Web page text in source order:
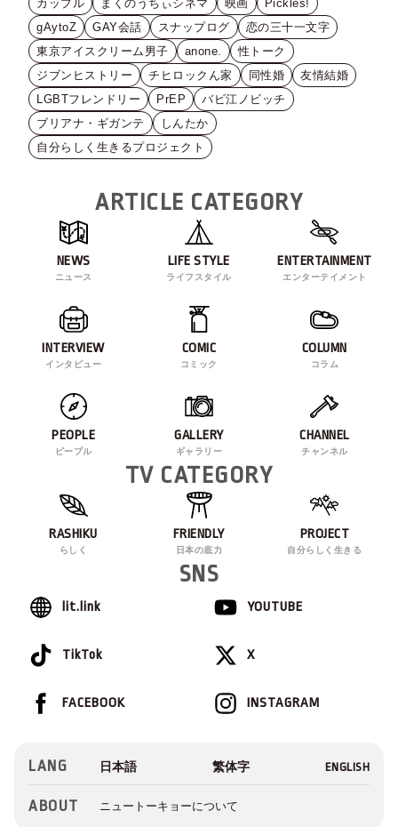
カップル まくのうちぃシネマ 映画
Pickles!
gAytoZ
GAY会話 スナップログ
恋の三十一文字
東京アイスクリーム男子
anone.
性トーク
ジブンヒストリー
チヒロックん家 同性婚
友情結婚
LGBTフレンドリー
PrEP
バビ江ノビッチ
ブリアナ・ギガンテ
しんたか
自分らしく生きるプロジェクト
ARTICLE CATEGORY
NEWS
ニュース
LIFE STYLE
ライフスタイル
ENTERTAINMENT
エンターテイメント
INTERVIEW
インタビュー
COMIC
コミック
COLUMN
コラム
PEOPLE
ピープル
GALLERY
ギャラリー
CHANNEL
チャンネル
TV CATEGORY
RASHIKU
らしく
FRIENDLY
日本の底力
PROJECT
自分らしく生きる
SNS
lit.link YOUTUBE
TikTok X
INSTAGRAM
FACEBOOK
LANG
ABOUT ニュートーキョーについて